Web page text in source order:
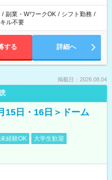
/ 副業・WワークOK / シフト勤務 /
ル不要
する 詳細へ
掲載日：2026.08.04
15日・16日＞ドーム
経験OK
大学生歓迎